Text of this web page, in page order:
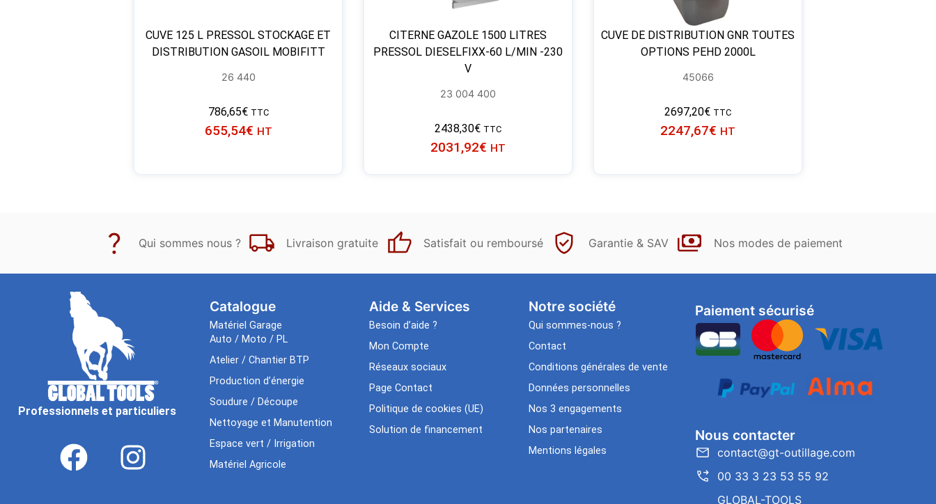
CUVE 125 L PRESSOL STOCKAGE ET
DISTRIBUTION GASOIL MOBIFITT
26 440
786,65€ TTC
655,54€ HT
CITERNE GAZOLE 1500 LITRES
PRESSOL DIESELFIXX-60 L/MIN -230
V
23 004 400
2438,30€ TTC
2031,92€ HT
CUVE DE DISTRIBUTION GNR TOUTES
OPTIONS PEHD 2000L
45066
2697,20€ TTC
2247,67€ HT
Qui sommes nous ? Livraison gratuite Satisfait ou remboursé Garantie & SAV Nos modes de paiement
Professionnels et particuliers
Catalogue
Matériel Garage
Auto / Moto / PL
Atelier / Chantier BTP
Production d’énergie
Soudure / Découpe
Nettoyage et Manutention
Espace vert / Irrigation
Matériel Agricole
Aide & Services​
Besoin d’aide ?
Mon Compte
Réseaux sociaux
Page Contact
Politique de cookies (UE)
Solution de financement
Notre société
Qui sommes-nous ?
Contact
Conditions générales de vente
Données personnelles
Nos 3 engagements
Nos partenaires
Mentions légales
Paiement sécurisé
Nous contacter
contact@gt-outillage.com
00 33 3 23 53 55 92
GLOBAL-TOOLS